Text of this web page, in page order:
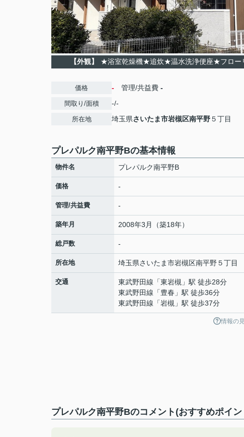
【外観】 ★浴室乾燥機★追炊★温水洗浄便座★フロ
価格 - 管理/共益費 -
間取り/面積 -/-
所在地 埼玉県さいたま市岩槻区南平野５丁目
プレパルク南平野Bの基本情報
物件名 プレパルク南平野B
価格 -
管理/共益費 -
築年月 2008年3月（築18年）
総戸数 -
所在地 埼玉県さいたま市岩槻区南平野５丁目
交通 東武野田線 「東岩槻 」駅 徒歩28分
東武野田線 「豊春 」駅 徒歩36分
東武野田線 「岩槻 」駅 徒歩37分
情報の
プレパルク南平野Bのコメント(おすすめポイン